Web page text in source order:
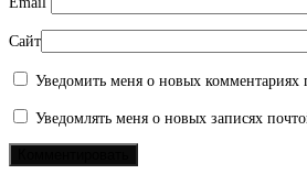
Сайт
Уведомить меня о новых комментариях
Уведомлять меня о новых записях